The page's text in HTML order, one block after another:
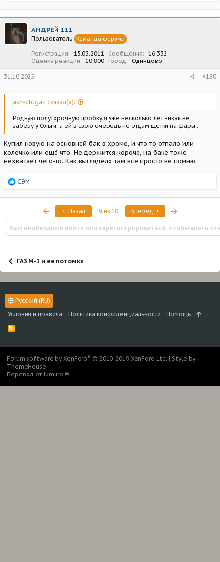
а
к
ц
и
и
АНДРЕЙ 111
Пользователь Команда форума
Регистрация 15.03.2011 Сообщения
16 332
Оценка реакций
10 800 Город Одинцово
31.10.2025 #180
ash-oldgaz сказал(а):
Родную полуторочную пробку я уже несколько лет никак не
заберу у Ольги, а ей в свою очередь не отдам щетки на фары...
Купил новую на основной бак в хроме, и что то отпало или
колечко или ещё что. Не держится короче, на баке тоже
нехватает чего-то. Как выглядело там все просто не помню.
Р
а
и
и
:
СЭМ
ПервыйНазад 9 из 10 Вперед
Вам необходимо войти или зарегистрироваться, чтобы здесь
ГАЗ М-1 и ее потомки
Русский (RU)
Условия и правила
Политика конфиденциальности Помощь
R
S
Forum software by XenForo® © 2010-2019 XenForo Ltd. | Style by
ThemeHouse
Перевод от Jumuro ®